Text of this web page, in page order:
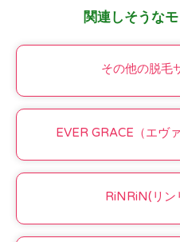
関連しそうな
その他の脱毛
EVER GRACE（エヴ
RiNRiN(リン